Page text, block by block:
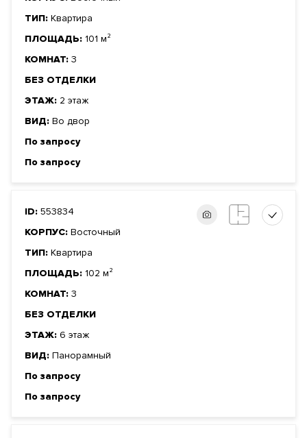
ТИП: Квартира
ПЛОЩАДЬ: 101 м²
КОМНАТ: 3
БЕЗ ОТДЕЛКИ
ЭТАЖ: 2 этаж
ВИД: Во двор
По запросу
По запросу
ID: 553834
КОРПУС: Восточный
ТИП: Квартира
ПЛОЩАДЬ: 102 м²
КОМНАТ: 3
БЕЗ ОТДЕЛКИ
ЭТАЖ: 6 этаж
ВИД: Панорамный
По запросу
По запросу